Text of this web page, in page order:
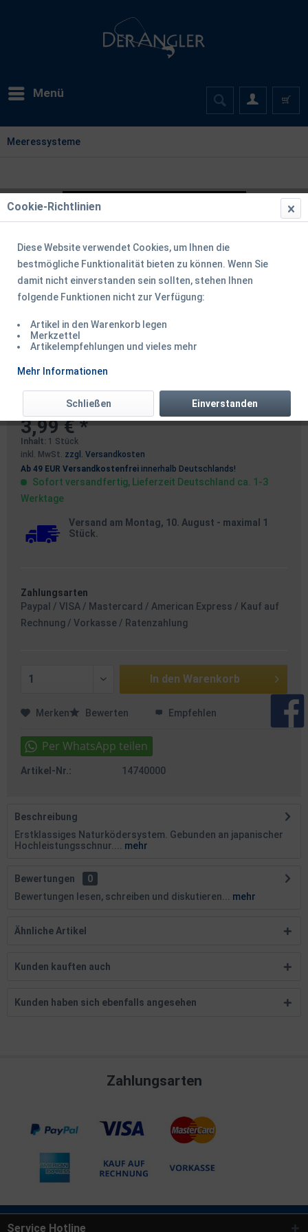
Menü
Meeressysteme
Tube 1,00m
3,99 € *
Inhalt: 1 Stück
inkl. MwSt. zzgl. Versandkosten
Ab 49 EUR Versandkostenfrei innerhalb Deutschlands!
Sofort versandfertig, Lieferzeit Deutschland ca. 1-3
Werktage
Versand am Montag, 10. August - maximal 1
Stück.
Zahlungsarten
Paypal / VISA / Mastercard / American Express / Kauf auf
Rechnung / Vorkasse / Ratenzahlung
In den Warenkorb
Merken Bewerten Empfehlen
Artikel-Nr.: 14740000
Beschreibung
Erstklassiges Naturködersystem. Gebunden an japanischer
Hochleistungsschnur....
mehr
Bewertungen
0
Bewertungen lesen, schreiben und diskutieren...
mehr
Ähnliche Artikel
Kunden kauften auch
Kunden haben sich ebenfalls angesehen
Zahlungsarten
Service Hotline
Cookie-Richtlinien
Diese Website verwendet Cookies, um Ihnen die
bestmögliche Funktionalität bieten zu können. Wenn Sie
damit nicht einverstanden sein sollten, stehen Ihnen
folgende Funktionen nicht zur Verfügung:
Artikel in den Warenkorb legen
Merkzettel
Artikelempfehlungen und vieles mehr
Mehr Informationen
Einverstanden
Schließen